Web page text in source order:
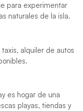
para experimentar
naturales de la isla.
alquiler de autos
es hogar de una
playas, tiendas y